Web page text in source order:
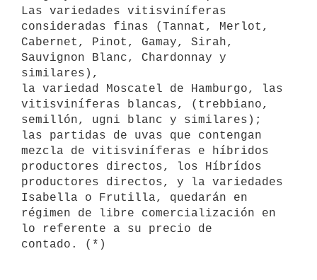
Las variedades vitisviníferas
consideradas finas (Tannat, Merlot,
Cabernet, Pinot, Gamay, Sirah,
Sauvignon Blanc, Chardonnay y
similares),
la variedad Moscatel de Hamburgo, las
vitisviníferas blancas, (trebbiano,
semillón, ugni blanc y similares);
las partidas de uvas que contengan
mezcla de vitisviníferas e híbridos
productores directos, los Híbrídos
productores directos, y la variedades
Isabella o Frutilla, quedarán en
régimen de libre comercialización en
lo referente a su precio de